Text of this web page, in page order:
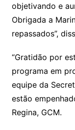
objetivando e
Obrigada a
repassados”,
“Gratidão por
programa em
equipe da
estão
Regina, GCM.